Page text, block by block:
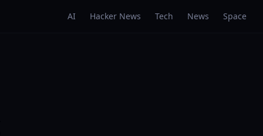
AI Hacker News Tech News Space